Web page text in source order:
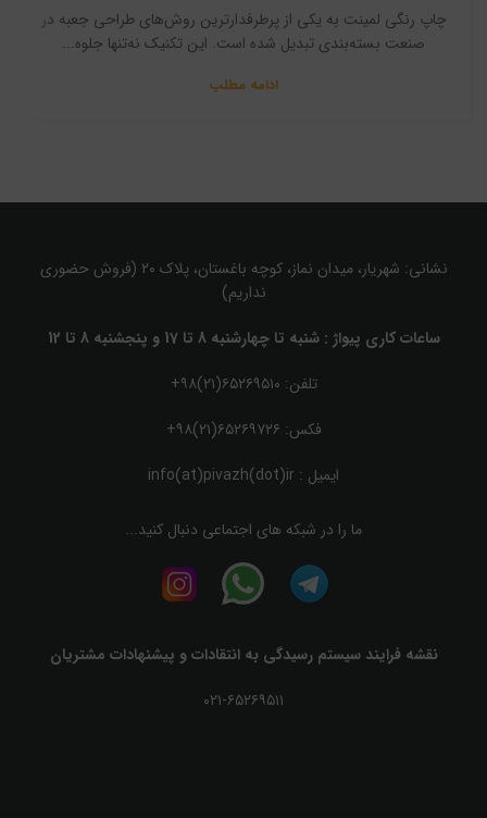
چاپ رنگی لمینت به یکی از پرطرفدارترین روش‌های طراحی جعبه در
صنعت بسته‌بندی تبدیل شده است. این تکنیک نه‌تنها جلوه‌...
ادامه مطلب
نشانی: شهریار، میدان نماز، کوچه باغستان، پلاک ۲۰ (فروش حضوری
نداریم)
ساعات کاری پیواژ : شنبه تا چهارشنبه 8 تا 17 و پنجشنبه 8 تا 12
تلفن: ۶۵۲۶۹۵۱۰(۲۱)۹۸+
فکس: ۶۵۲۶۹۷۲۶(۲۱)۹۸+
ایمیل : info(at)pivazh(dot)ir
ما را در شبکه های اجتماعی دنبال کنید...
نقشه فرایند سیستم رسیدگی به انتقادات و پیشنهادات مشتریان
۰۲۱-۶۵۲۶۹۵۱۱